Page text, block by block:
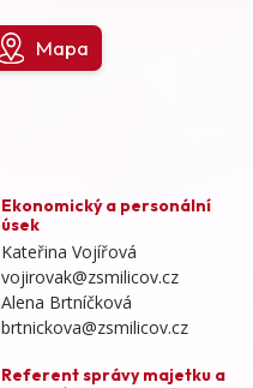
Mapa
Ekonomický a personální
úsek
Kateřina Vojířová
vojirovak@zsmilicov.cz
Alena Brtníčková
brtnickova@zsmilicov.cz
Referent správy majetku a